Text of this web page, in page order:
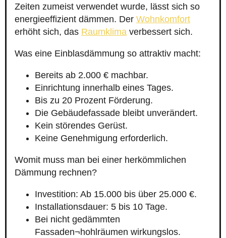
Zeiten zumeist verwendet wurde, lässt sich so
energieeffizient dämmen. Der Wohnkomfort
erhöht sich, das Raumklima verbessert sich.
Was eine Einblasdämmung so attraktiv macht:
Bereits ab 2.000 € machbar.
Einrichtung innerhalb eines Tages.
Bis zu 20 Prozent Förderung.
Die Gebäudefassade bleibt unverändert.
Kein störendes Gerüst.
Keine Genehmigung erforderlich.
Womit muss man bei einer herkömmlichen
Dämmung rechnen?
Investition: Ab 15.000 bis über 25.000 €.
Installationsdauer: 5 bis 10 Tage.
Bei nicht gedämmten
Fassaden¬hohlräumen wirkungslos.